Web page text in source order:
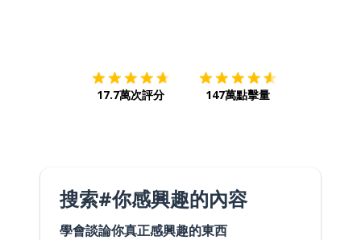
17.7萬次評分 147萬點擊量
搜索#你感興趣的內容
學會談論你真正感興趣的東西